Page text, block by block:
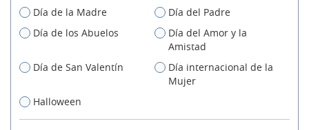
Día de la Madre
Día del Padre
Día de los Abuelos
Día del Amor y la
Amistad
Día de San Valentín
Día internacional de la
Mujer
Halloween